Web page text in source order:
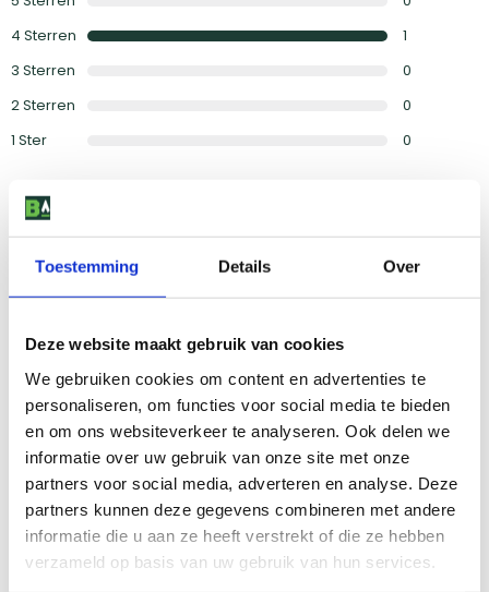
Toestemming Details Over
Deze website maakt gebruik van cookies
We gebruiken cookies om content en advertenties te
personaliseren, om functies voor social media te bieden
en om ons websiteverkeer te analyseren. Ook delen we
informatie over uw gebruik van onze site met onze
partners voor social media, adverteren en analyse. Deze
partners kunnen deze gegevens combineren met andere
informatie die u aan ze heeft verstrekt of die ze hebben
verzameld op basis van uw gebruik van hun services.
4 Sterren
1
3 Sterren
0
2Sterren
0
1 Ster 0
Fijne BBQ
Door Bart
rechts
Bak is wat lastiger schoon te maken door de ronde vormen
Fijne BBQ, binnen 5 min kan je al aan de gang. Met de
temperatuurmeter kan je alles goed in de gaten houden. Tip leg
aluminiumfolie in de bak. Bespaart je veel werk.
Lees alle 1 reviews van klanten